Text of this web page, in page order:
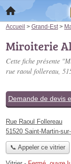
Accueil > Grand-Est >
Miroiterie
Cette fiche présente
rue raoul follereau,
Demande de devis
Rue Raoul Follereau
51520 Saint-Martin-
📞 Appeler ce vitrier